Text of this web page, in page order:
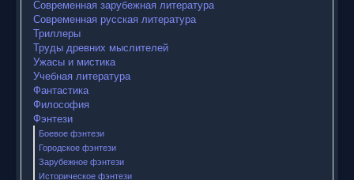
Современная зарубежная литература
Современная русская литература
Триллеры
Труды древних мыслителей
Ужасы и мистика
Учебная литература
Фантастика
Философия
Фэнтези
Боевое фэнтези
Городское фэнтези
Зарубежное фэнтези
Историческое фэнтези